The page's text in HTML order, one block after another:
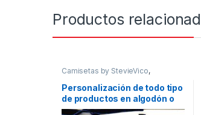
Productos
Camisetas by StevieVico,
Camisetas Personalizadas
Productos Personalizados
Personalización de todo tipo
de productos en algodón o
poliester